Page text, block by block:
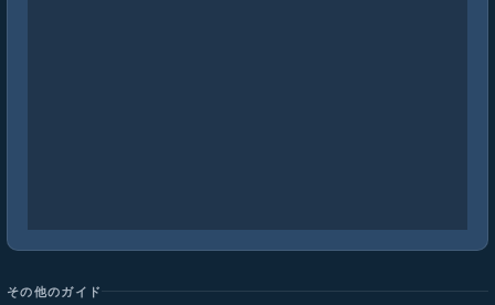
その他のガイド